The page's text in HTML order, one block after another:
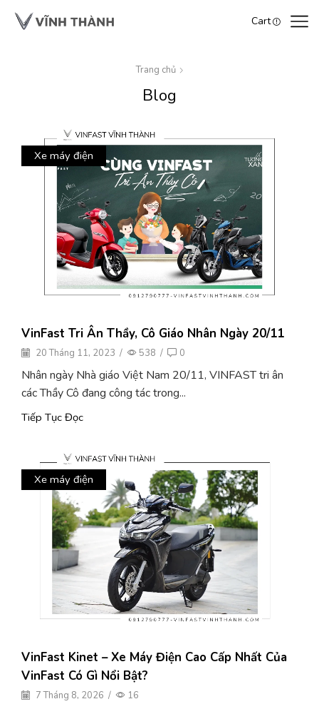
Cart
Trang chủ
Blog
Xe máy điện
VinFast Tri Ân Thầy, Cô Giáo Nhân Ngày 20/11
20 Tháng 11, 2023 / 538 / 0
Nhân ngày Nhà giáo Việt Nam 20/11, VINFAST tri ân
các Thầy Cô đang công tác trong...
Tiếp Tục Đọc
Xe máy điện
VinFast Kinet – Xe Máy Điện Cao Cấp Nhất Của
VinFast Có Gì Nổi Bật?
7 Tháng 8, 2026 / 16